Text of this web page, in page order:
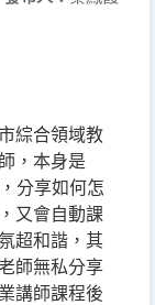
綜合領域教
，本身是
分享如何怎
又會自動課
超和諧，其
師無私分享
講師課程後